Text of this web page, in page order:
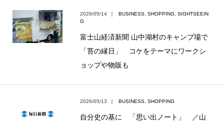
2026/05/14 ｜ BUSINESS SHOPPING
SIGHTSEEIN
G
富士山経済新聞 山中湖村のキャンプ場で
「苔の縁日」 コケをテーマにワークシ
ョップや物販も
2026/05/13 ｜ BUSINESS SHOPPING
自分史の基に 「思い出ノート」 ／山